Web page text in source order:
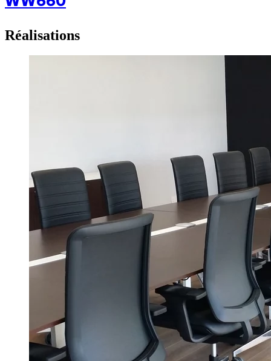
Réalisations